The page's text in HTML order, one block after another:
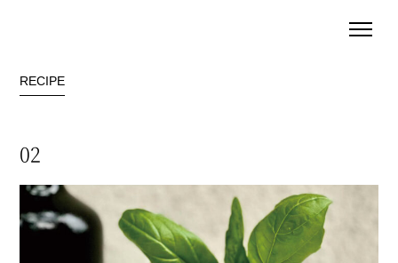
RECIPE
02